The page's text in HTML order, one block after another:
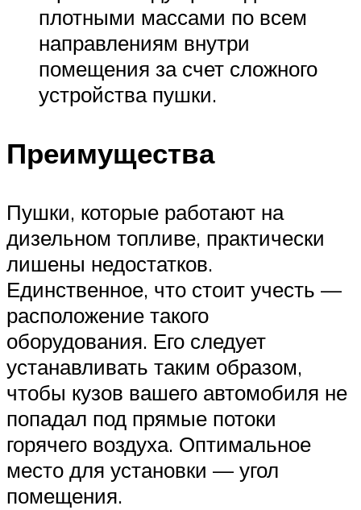
плотными массами по всем
направлениям внутри
помещения за счет сложного
устройства пушки.
Преимущества
Пушки, которые работают на
дизельном топливе, практически
лишены недостатков.
Единственное, что стоит учесть —
расположение такого
оборудования. Его следует
устанавливать таким образом,
чтобы кузов вашего автомобиля не
попадал под прямые потоки
горячего воздуха. Оптимальное
место для установки — угол
помещения.